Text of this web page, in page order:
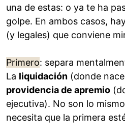
una de estas: o ya te ha
golpe. En ambos casos,
(y legales) que conviene
Primero: separa
La liquidación (donde
providencia de apremio
ejecutiva). No son lo
necesita que la primera